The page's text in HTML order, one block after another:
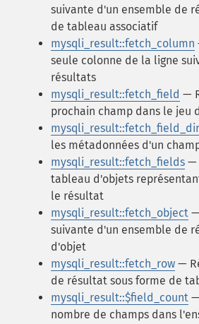
suivante d'un ensemble de
de tableau associatif
mysqli_result::fetch_column
seule colonne de la ligne
résultats
mysqli_result::fetch_field —
prochain champ dans le jeu
les métadonnées d'un
mysqli_result::fetch_fields —
tableau d'objets
le résultat
mysqli_result::fetch_object
suivante d'un ensemble de
d'objet
mysqli_result::fetch_row —
de résultat sous forme de
mysqli_result::$field_count
nombre de champs dans